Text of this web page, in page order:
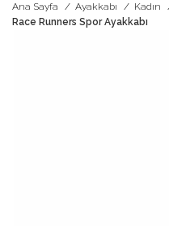
Ana Sayfa Ayakkabı Kadın
Race Runners Spor Ayakkabı